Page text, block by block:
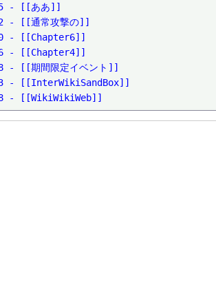
- [[ああ]]
- [[通常攻撃の]]
- [[Chapter6]]
- [[Chapter4]]
- [[期間限定イベント]]
- [[InterWikiSandBox]]
- [[WikiWikiWeb]]